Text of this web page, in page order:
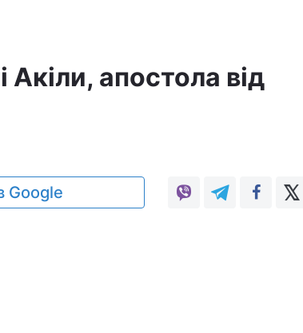
Акіли, апостола від
Google